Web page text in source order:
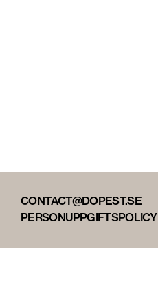
CONTACT@DOPEST.SE
PERSONUPPGIFTSPOLICY